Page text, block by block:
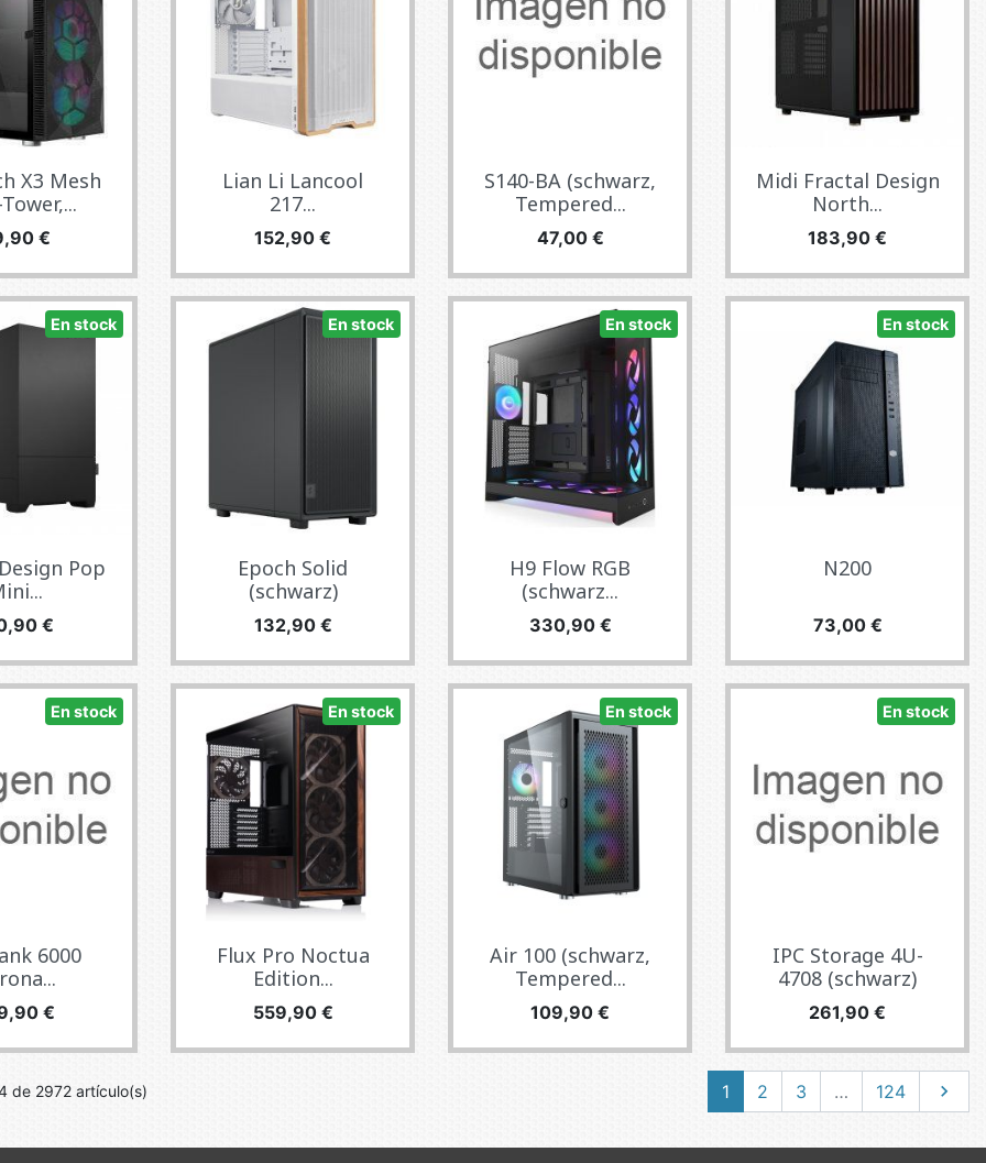
X3 Mesh
€
Lian Li Lancool
217...
Precio
152,90 €
S140-BA (schwarz,
Tempered...
Precio
47,00 €
Midi Fractal Design
North...
Precio
183,90 €
En stock
Pop
€
En stock
Epoch Solid
(schwarz)
Precio
132,90 €
En stock
H9 Flow RGB
(schwarz...
Precio
330,90 €
En stock
N200
Precio
73,00 €
En stock
6000
€
En stock
Flux Pro Noctua
Edition...
Precio
559,90 €
En stock
Air 100 (schwarz,
Tempered...
Precio
109,90 €
En stock
IPC Storage 4U-
4708 (schwarz)
Precio
261,90 €
de 2972 artículo(s) 1 2 3 … 124 